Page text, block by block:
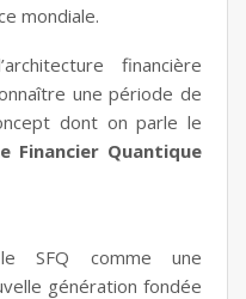
mondiale.
financière
une période de
dont on parle le
Financier Quantique
SFQ comme une
génération fondée